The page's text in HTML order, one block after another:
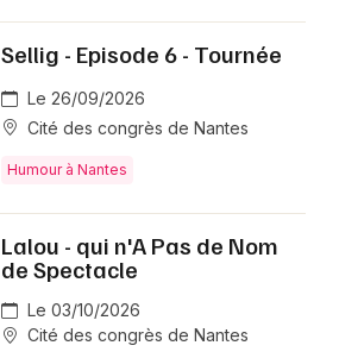
Sellig - Episode 6 - Tournée
Le 26/09/2026
Cité des congrès de Nantes
Humour à Nantes
Lalou - qui n'A Pas de Nom
de Spectacle
Le 03/10/2026
Cité des congrès de Nantes